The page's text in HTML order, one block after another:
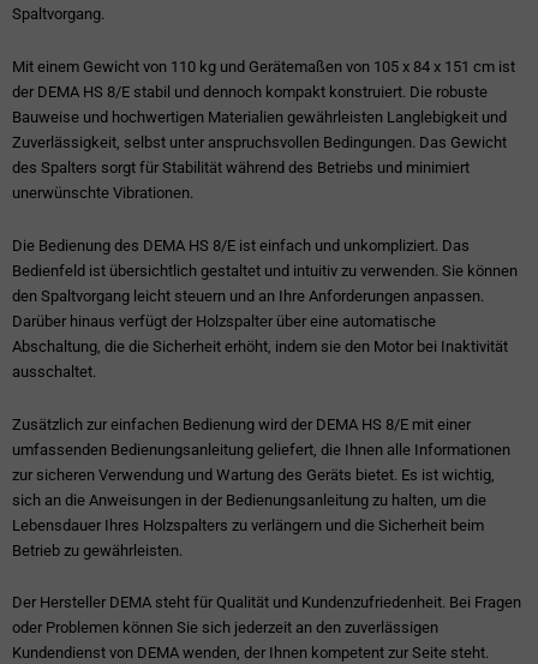
Spaltvorgang.
Mit einem Gewicht von 110 kg und Gerätemaßen von 105 x 84 x 151 cm ist
der DEMA HS 8/E stabil und dennoch kompakt konstruiert. Die robuste
Bauweise und hochwertigen Materialien gewährleisten Langlebigkeit und
Zuverlässigkeit, selbst unter anspruchsvollen Bedingungen. Das Gewicht
des Spalters sorgt für Stabilität während des Betriebs und minimiert
unerwünschte Vibrationen.
Die Bedienung des DEMA HS 8/E ist einfach und unkompliziert. Das
Bedienfeld ist übersichtlich gestaltet und intuitiv zu verwenden. Sie können
den Spaltvorgang leicht steuern und an Ihre Anforderungen anpassen.
Darüber hinaus verfügt der Holzspalter über eine automatische
Abschaltung, die die Sicherheit erhöht, indem sie den Motor bei Inaktivität
ausschaltet.
Zusätzlich zur einfachen Bedienung wird der DEMA HS 8/E mit einer
umfassenden Bedienungsanleitung geliefert, die Ihnen alle Informationen
zur sicheren Verwendung und Wartung des Geräts bietet. Es ist wichtig,
sich an die Anweisungen in der Bedienungsanleitung zu halten, um die
Lebensdauer Ihres Holzspalters zu verlängern und die Sicherheit beim
Betrieb zu gewährleisten.
Der Hersteller DEMA steht für Qualität und Kundenzufriedenheit. Bei Fragen
oder Problemen können Sie sich jederzeit an den zuverlässigen
Kundendienst von DEMA wenden, der Ihnen kompetent zur Seite steht.